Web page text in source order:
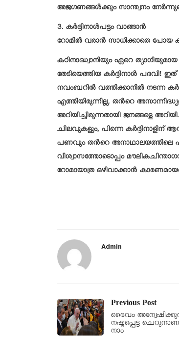
അജഗണങ്ങൾക്കും സാന്ത്വനം
3. കർദ്ദിനാൾപട്ടം വാങ്ങാൻ
റോമിൽ വരാൻ സാധിക്കാതെ പോയ
കഠിനാദ്ധ്വാനിയും ഏറെ
തേടിയെത്തിയ കര്‍ദ്ദിനാള്‍ പദവി!
നവംബറിൽ വത്തിക്കാനിൽ നടന്ന
എത്തിയിരുന്നില്ല. തന്‍റെ
അറിയിച്ചിരുന്നതായി ജനങ്ങളെ
ചിലവുകളും, പിന്നെ കര്‍ദ്ദിനാളിന്
പണവും തന്‍റെ അനാഥാലയത്തിലെ
വിശ്വാസത്തോടൊപ്പം
റോമായാത്ര ഒഴിവാക്കാൻ
Admin
Previous Post
ദൈവം
നഷ്ടപ്പെട്ട
നാം